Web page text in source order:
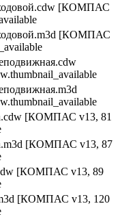
[КОМПАС
[КОМПАС
[КОМПАС v13, 81
[КОМПАС v13, 87
[КОМПАС v13, 89
[КОМПАС v13, 120